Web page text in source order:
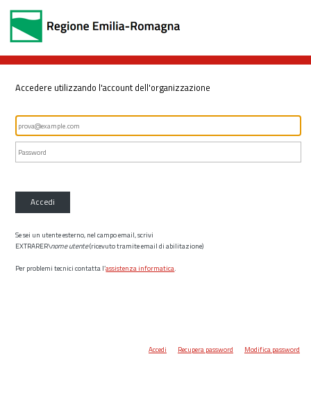
Accedere utilizzando l'account dell'organizzazione
Accedi
Se sei un utente esterno, nel campo email, scrivi
EXTRARER\nome utente(ricevuto tramite email di abilitazione)
Per problemi tecnici contatta l’assistenza informatica.
Accedi Recupera password Modifica password